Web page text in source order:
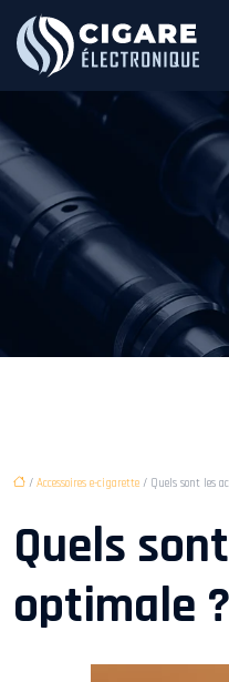
/ Accessoires e-cigarette / Quels sont les
Quels
optimale ?